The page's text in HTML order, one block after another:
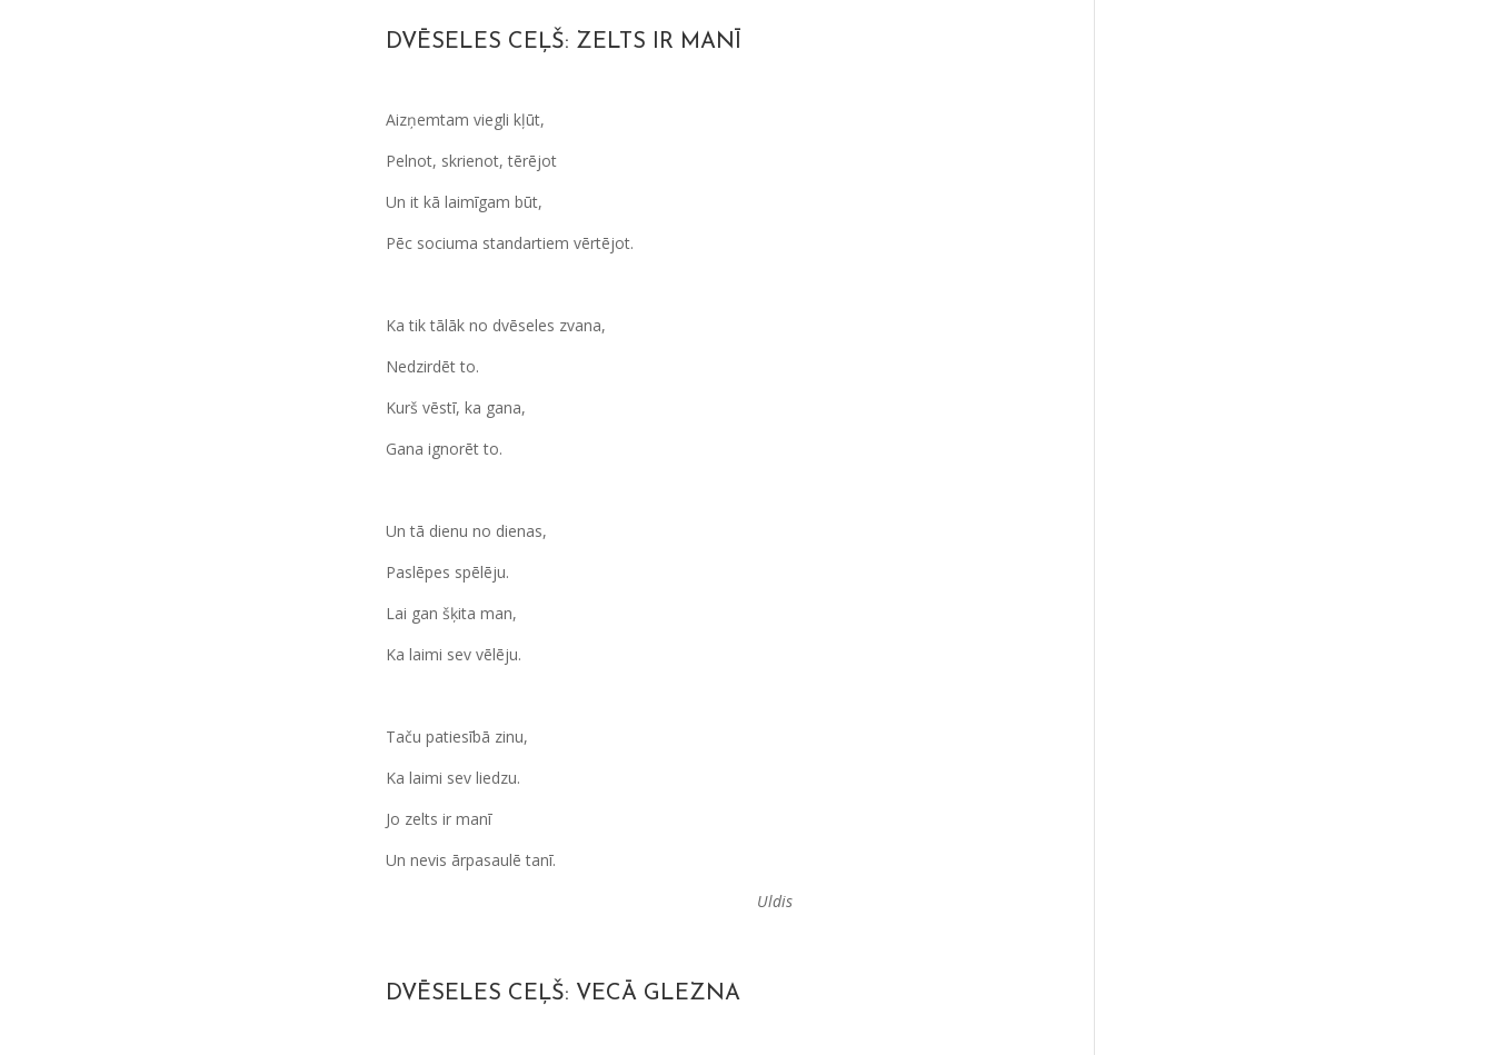
DVĒSELES CEĻŠ: ZELTS IR MANĪ
Aizņemtam viegli kļūt,
Pelnot, skrienot, tērējot
Un it kā laimīgam būt,
Pēc sociuma standartiem vērtējot.
Ka tik tālāk no dvēseles zvana,
Nedzirdēt to.
Kurš vēstī, ka gana,
Gana ignorēt to.
Un tā dienu no dienas,
Paslēpes spēlēju.
Lai gan šķita man,
Ka laimi sev vēlēju.
Taču patiesībā zinu,
Ka laimi sev liedzu.
Jo zelts ir manī
Un nevis ārpasaulē tanī.
Uldis
DVĒSELES CEĻŠ: VECĀ GLEZNA